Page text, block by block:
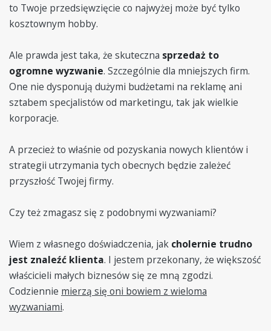
to Twoje przedsięwzięcie co najwyżej może być tylko
kosztownym hobby.
Ale prawda jest taka, że skuteczna sprzedaż to
ogromne wyzwanie. Szczególnie dla mniejszych firm.
One nie dysponują dużymi budżetami na reklamę ani
sztabem specjalistów od marketingu, tak jak wielkie
korporacje.
A przecież to właśnie od pozyskania nowych klientów i
strategii utrzymania tych obecnych będzie zależeć
przyszłość Twojej firmy.
Czy też zmagasz się z podobnymi wyzwaniami?
Wiem z własnego doświadczenia, jak cholernie trudno
jest znaleźć klienta. I jestem przekonany, że większość
właścicieli małych biznesów się ze mną zgodzi.
Codziennie mierzą się oni bowiem z wieloma
wyzwaniami.